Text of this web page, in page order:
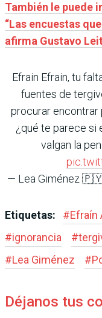
También le puede
“Las encuestas
afirma Gustavo
Efrain Efrain, tu
fuentes de
procurar encontrar
¿qué te parece si
valgan la
— Lea Giménez
Etiquetas: #Efraín
#ignorancia #
#Lea Giménez #
Déjanos tus